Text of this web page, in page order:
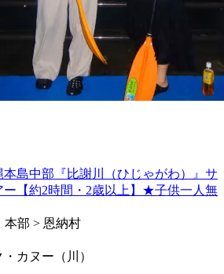
本島中部『比謝川（ひじゃがわ）』サ
ー【約2時間・2歳以上】★子供一人無
本部 > 恩納村
カヌー（川）